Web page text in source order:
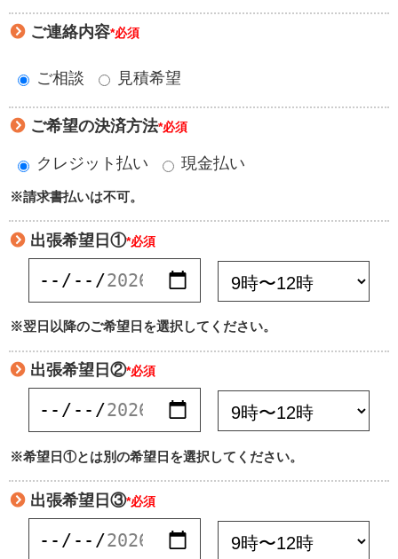
ご連絡内容*必須
ご相談 見積希望
ご希望の決済方法*必須
クレジット払い 現金払い
※請求書払いは不可。
出張希望日①*必須
※翌日以降のご希望日を選択してください。
出張希望日②*必須
※希望日①とは別の希望日を選択してください。
出張希望日③*必須